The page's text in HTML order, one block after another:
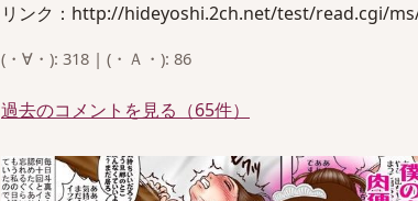
リンク：http://hideyoshi.2ch.net/test/read.cgi/
(・∀・): 318 | (・Ａ・): 86
過去のコメントを見る（65件）